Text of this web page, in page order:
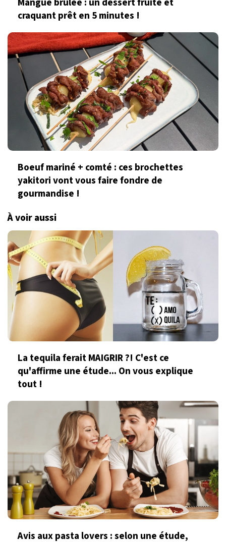
craquant prêt en 5 minutes !
Boeuf mariné + comté : ces brochettes
yakitori vont vous faire fondre de
gourmandise !
À voir aussi
La tequila ferait MAIGRIR ?! C'est ce
qu'affirme une étude... On vous explique
tout !
Avis aux pasta lovers : selon une étude,